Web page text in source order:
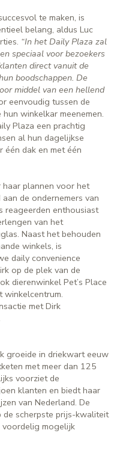
te maken, is
belang, aldus Luc
“In het Daily Plaza zal
speciaal voor bezoekers
direct vanuit de
boodschappen. De
middel van een hellend
eenvoudig tussen de
winkelkar meenemen.
Plaza een prachtig
al hun dagelijkse
één dak en met één
plannen voor het
de ondernemers van
reageerden enthousiast
van het
Naast het behouden
winkels, is
daily convenience
op de plek van de
dierenwinkel Pet’s Place
winkelcentrum.
met Dirk
groeide in driekwart eeuw
met meer dan 125
voorziet de
klanten en biedt haar
van Nederland. De
scherpste prijs-kwaliteit
voordelig mogelijk